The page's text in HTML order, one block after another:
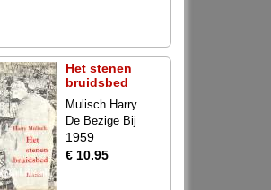
Het stenen
bruidsbed
Mulisch Harry
De Bezige Bij
1959
€ 10.95